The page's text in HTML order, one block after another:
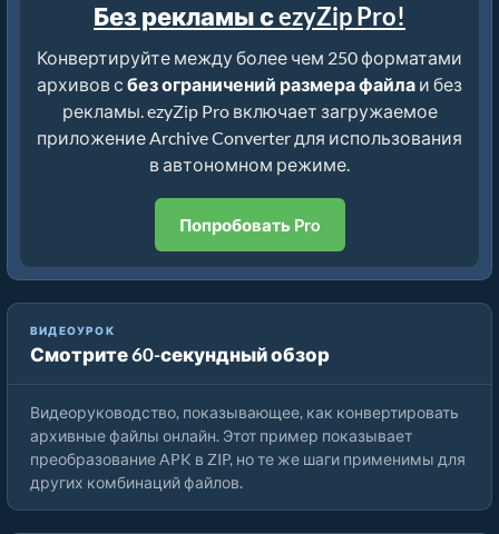
Без рекламы с ezyZip Pro!
Конвертируйте между более чем 250 форматами
архивов с без ограничений размера файла и без
рекламы. ezyZip Pro включает загружаемое
приложение Archive Converter для использования
в автономном режиме.
Попробовать Pro
ВИДЕОУРОК
Смотрите 60-секундный обзор
Как конвертировать архивные файлы с помощью ezyZip
Видеоруководство, показывающее, как конвертировать
архивные файлы онлайн. Этот пример показывает
преобразование APK в ZIP, но те же шаги применимы для
других комбинаций файлов.